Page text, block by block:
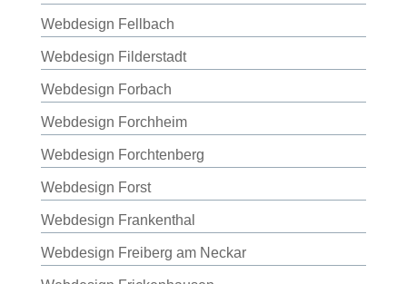
Webdesign Fellbach
Webdesign Filderstadt
Webdesign Forbach
Webdesign Forchheim
Webdesign Forchtenberg
Webdesign Forst
Webdesign Frankenthal
Webdesign Freiberg am Neckar